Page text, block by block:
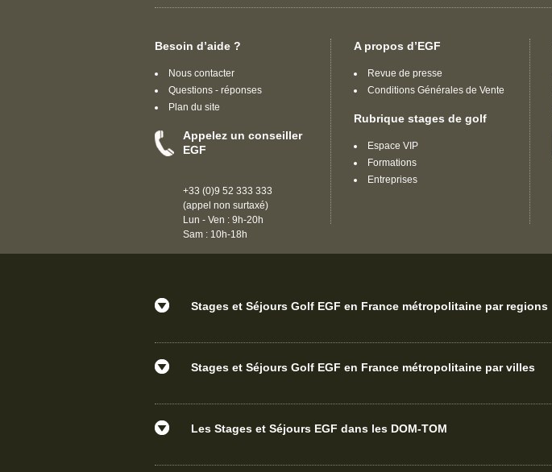
Besoin d’aide ?
Nous contacter
Questions - réponses
Plan du site
Appelez un conseiller
EGF
+33 (0)9 52 333 333
(appel non surtaxé)
Lun - Ven : 9h-20h
Sam : 10h-18h
A propos d’EGF
Revue de presse
Conditions Générales de Vente
Rubrique stages de golf
Espace VIP
Formations
Entreprises
Stages et Séjours Golf EGF en France métropolitaine par regions
Stages et Séjours Golf EGF en France métropolitaine par villes
Les Stages et Séjours EGF dans les DOM-TOM